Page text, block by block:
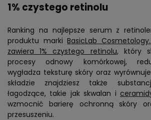
1% czystego retinolu
Ranking na najlepsze serum z
produktu markiBasicLab
zawiera 1% czystego retinolu, który
procesy odnowy komórkowej,
wygładza teksturę skóry oraz
składzie znajdziesz także
łagodzące, takie jak skwalan i
wzmocnić barierę ochronną skóry
przesuszeniu.